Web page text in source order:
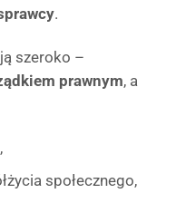
.
szeroko –
prawnym, a
społecznego,